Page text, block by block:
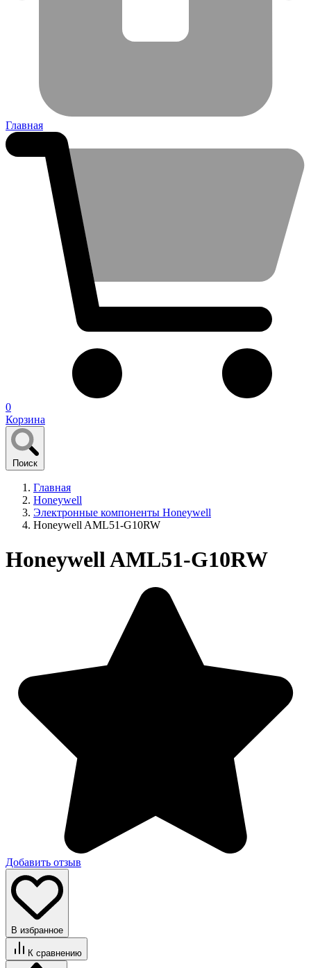
Главная
0
Корзина
Поиск
Главная
Honeywell
Электронные компоненты Honeywell
Honeywell AML51-G10RW
Honeywell AML51-G10RW
Добавить отзыв
В избранное
К сравнению